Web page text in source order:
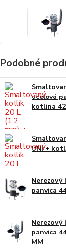
Podobné
oceľová
kotlina 42
UNI +
Nerezový
panvica
Nerezový
panvica
MM